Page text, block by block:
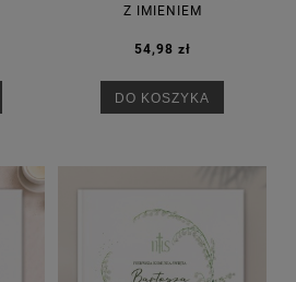
Z IMIENIEM
54,98 zł
DO KOSZYKA